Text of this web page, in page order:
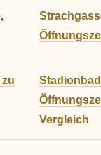
Vergleich